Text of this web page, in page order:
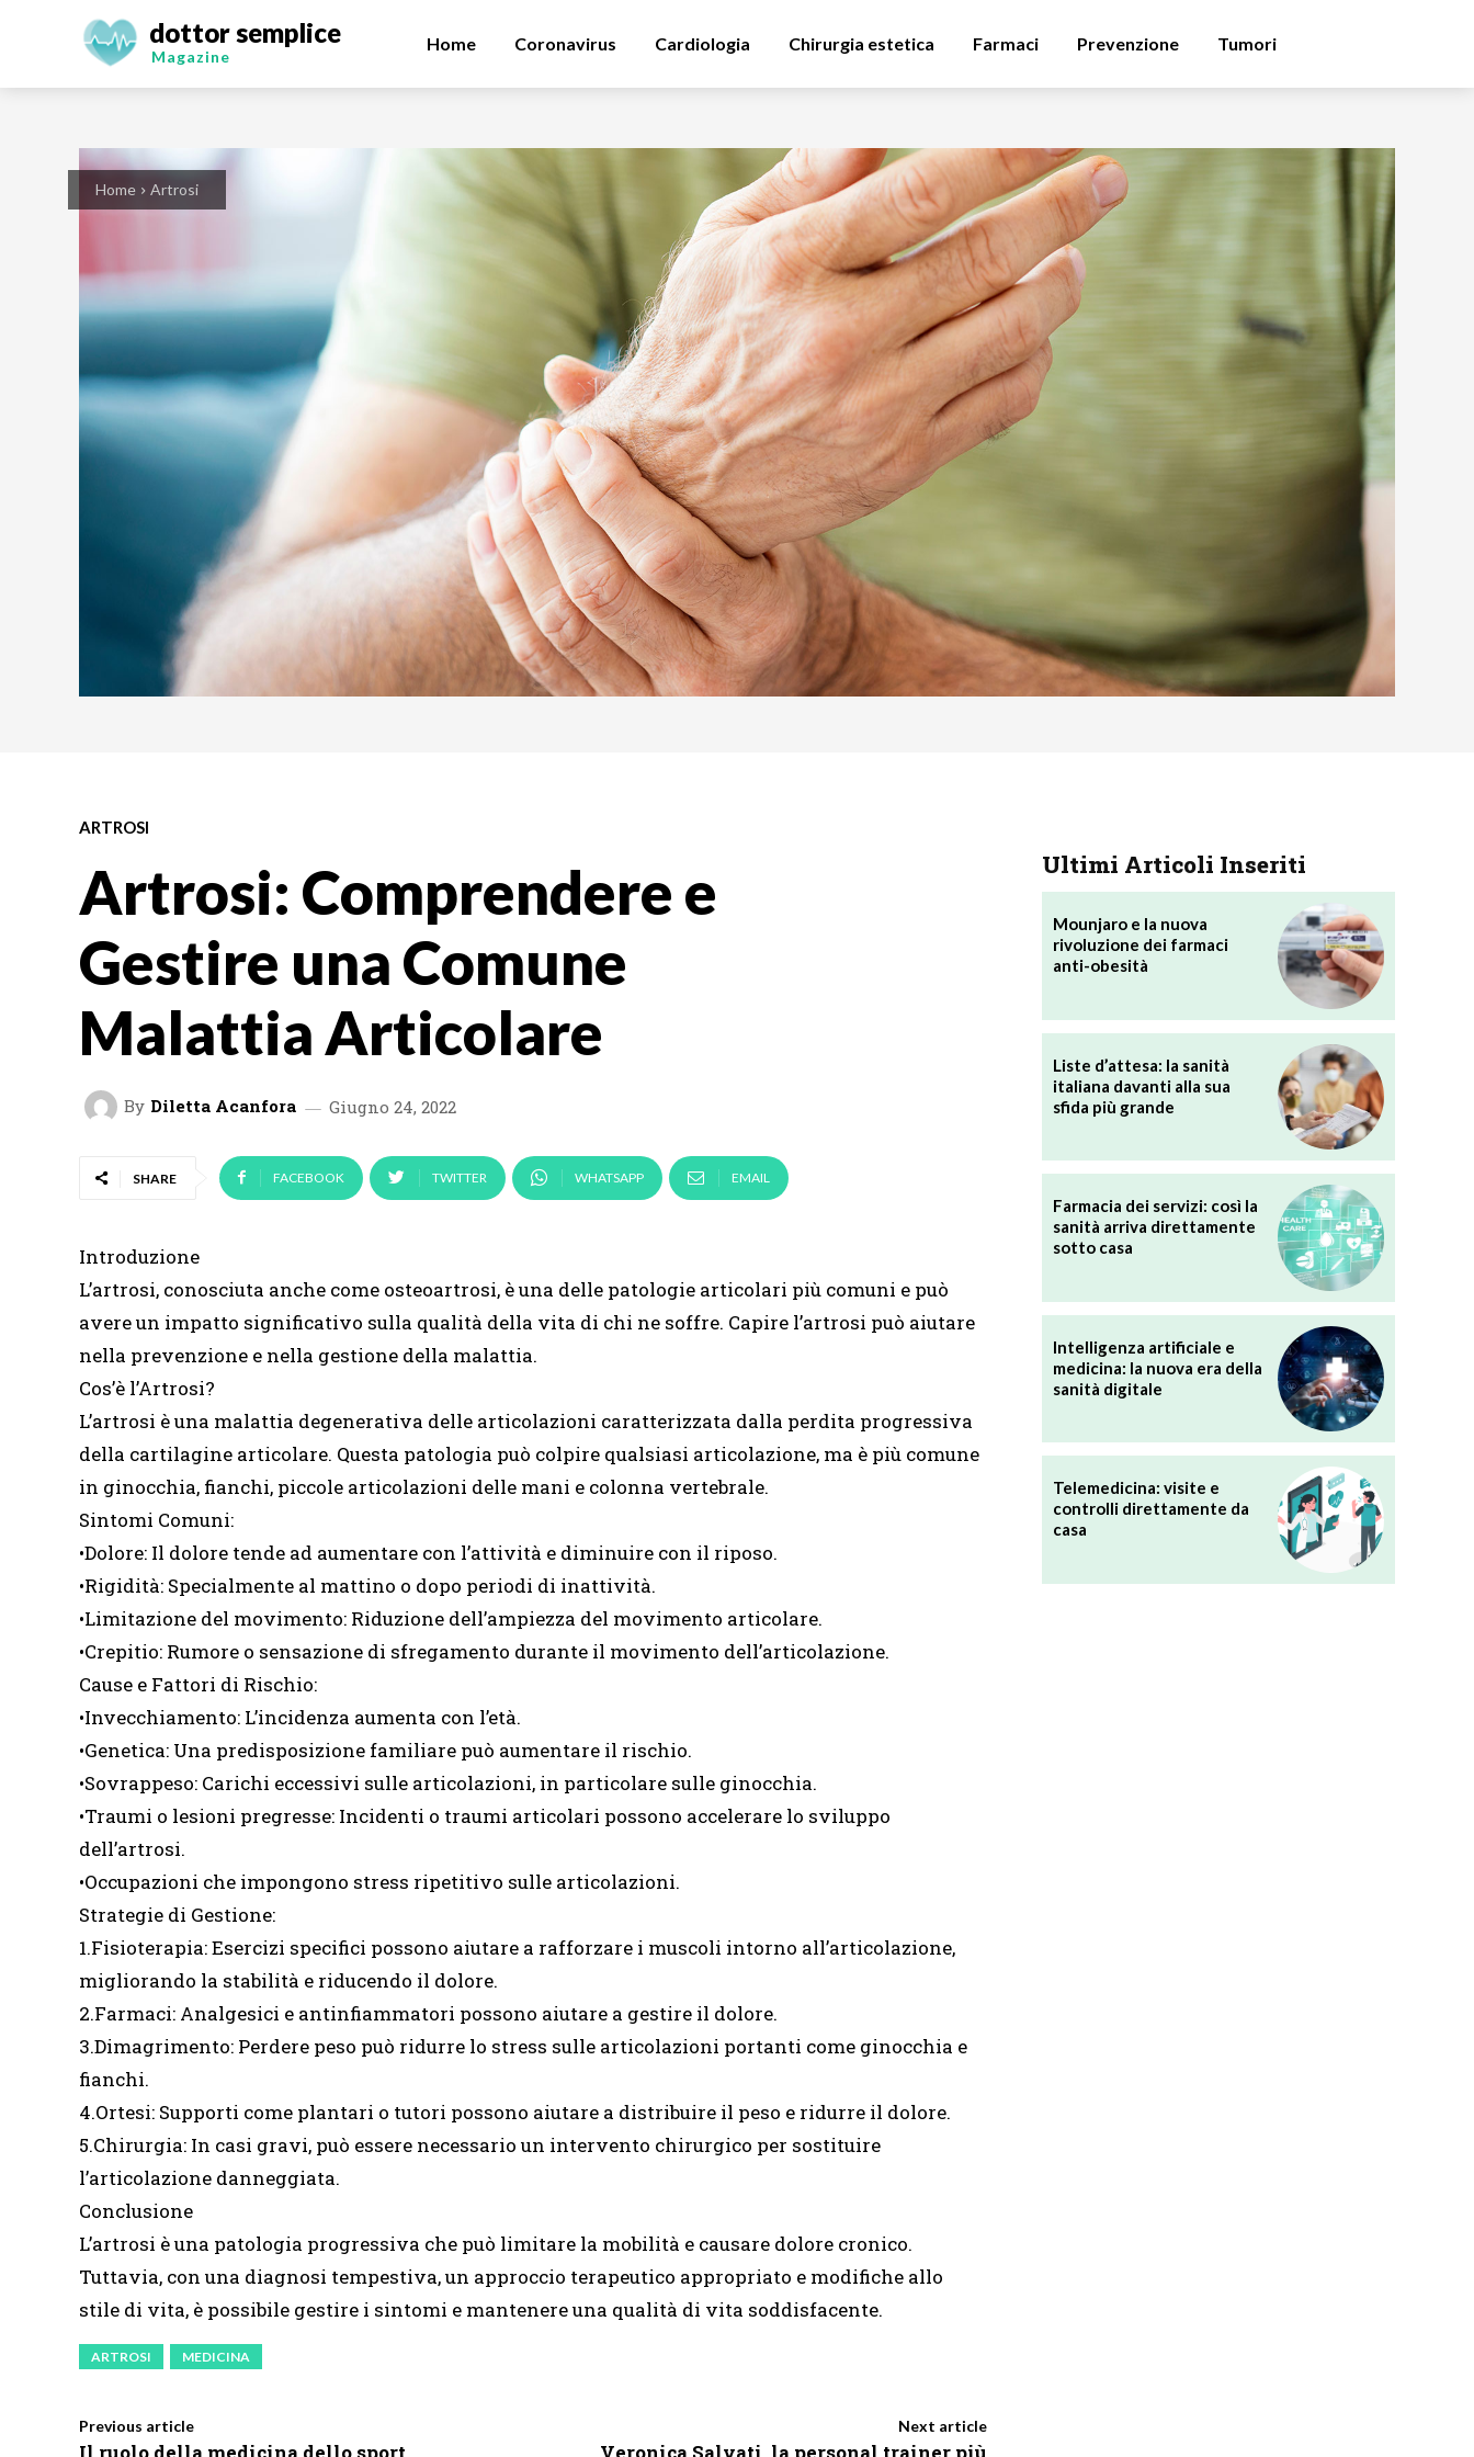
dottor semplice
Magazine
Home Coronavirus Cardiologia Chirurgia estetica Farmaci Prevenzione Tumori
Home Artrosi
ARTROSI
Artrosi: Comprendere e
Gestire una Comune
Malattia Articolare
By Diletta Acanfora Giugno 24, 2022
SHARE FACEBOOK TWITTER WHATSAPP EMAIL
Introduzione
L’artrosi, conosciuta anche come osteoartrosi, è una delle patologie articolari più comuni e può
avere un impatto significativo sulla qualità della vita di chi ne soffre. Capire l’artrosi può aiutare
nella prevenzione e nella gestione della malattia.
Cos’è l’Artrosi?
L’artrosi è una malattia degenerativa delle articolazioni caratterizzata dalla perdita progressiva
della cartilagine articolare. Questa patologia può colpire qualsiasi articolazione, ma è più comune
in ginocchia, fianchi, piccole articolazioni delle mani e colonna vertebrale.
Sintomi Comuni:
•Dolore: Il dolore tende ad aumentare con l’attività e diminuire con il riposo.
•Rigidità: Specialmente al mattino o dopo periodi di inattività.
•Limitazione del movimento: Riduzione dell’ampiezza del movimento articolare.
•Crepitio: Rumore o sensazione di sfregamento durante il movimento dell’articolazione.
Cause e Fattori di Rischio:
•Invecchiamento: L’incidenza aumenta con l’età.
•Genetica: Una predisposizione familiare può aumentare il rischio.
•Sovrappeso: Carichi eccessivi sulle articolazioni, in particolare sulle ginocchia.
•Traumi o lesioni pregresse: Incidenti o traumi articolari possono accelerare lo sviluppo
dell’artrosi.
•Occupazioni che impongono stress ripetitivo sulle articolazioni.
Strategie di Gestione:
1.Fisioterapia: Esercizi specifici possono aiutare a rafforzare i muscoli intorno all’articolazione,
migliorando la stabilità e riducendo il dolore.
2.Farmaci: Analgesici e antinfiammatori possono aiutare a gestire il dolore.
3.Dimagrimento: Perdere peso può ridurre lo stress sulle articolazioni portanti come ginocchia e
fianchi.
4.Ortesi: Supporti come plantari o tutori possono aiutare a distribuire il peso e ridurre il dolore.
5.Chirurgia: In casi gravi, può essere necessario un intervento chirurgico per sostituire
l’articolazione danneggiata.
Conclusione
L’artrosi è una patologia progressiva che può limitare la mobilità e causare dolore cronico.
Tuttavia, con una diagnosi tempestiva, un approccio terapeutico appropriato e modifiche allo
stile di vita, è possibile gestire i sintomi e mantenere una qualità di vita soddisfacente.
ARTROSI MEDICINA
Previous article
Il ruolo della medicina dello sport
Next article
Veronica Salvati, la personal trainer più
Ultimi Articoli Inseriti
Mounjaro e la nuova
rivoluzione dei farmaci
anti-obesità
Liste d’attesa: la sanità
italiana davanti alla sua
sfida più grande
Farmacia dei servizi: così la
sanità arriva direttamente
sotto casa
Intelligenza artificiale e
medicina: la nuova era della
sanità digitale
Telemedicina: visite e
controlli direttamente da
casa